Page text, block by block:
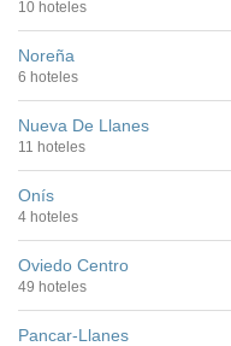
10 hoteles
Noreña
6 hoteles
Nueva De Llanes
11 hoteles
Onís
4 hoteles
Oviedo Centro
49 hoteles
Pancar-Llanes